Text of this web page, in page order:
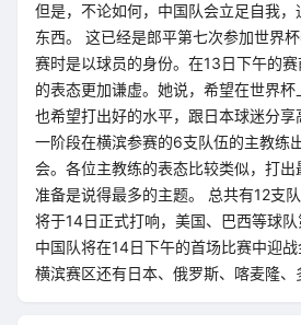
但是，不论如何，中国队会立足自我
东西。 这已经是郎平第七次参加世界
赛时是以球员的身份。在13日下午的
的表态更加谦虚。她说，希望在世界杯
也希望打出好的水平，跟日本球迷分
一阶段在横滨参赛的6支队伍的主教练
会。各位主教练的表态比较类似，打
准备是说得最多的主题。 总共有12支
将于14日正式打响，美国、巴西等球队
中国队将在14日下午的首场比赛中迎战
横滨赛区还有日本、俄罗斯、喀麦隆、